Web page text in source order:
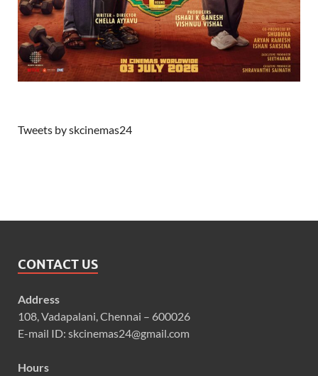
Tweets by skcinemas24
CONTACT US
Address
108, Vadapalani, Chennai – 600026
E-mail ID: skcinemas24@gmail.com
Hours